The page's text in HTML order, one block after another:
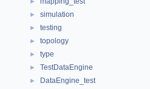
► simulation
► testing
► topology
► type
► TestDataEngine
► DataEngine_test